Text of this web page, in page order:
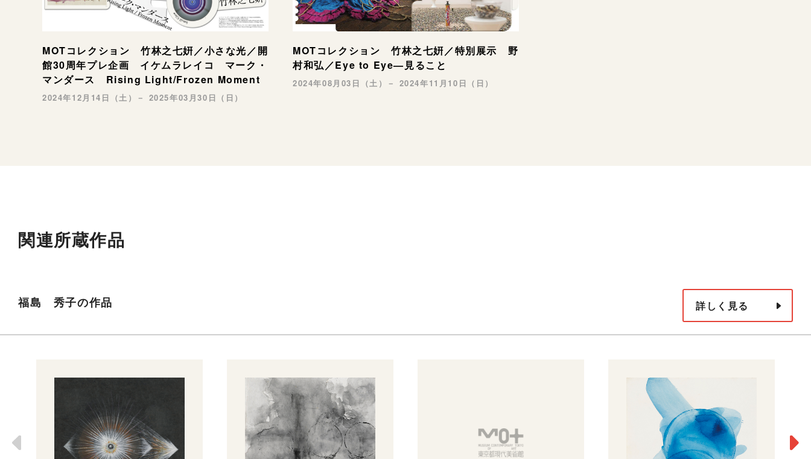
MOTコレクション 竹林之七姸／小さな光／開
館30周年プレ企画 イケムラレイコ マーク・
マンダース Rising Light/Frozen Moment
2024年12月14日（土）－ 2025年03月30日（日）
MOTコレクション 竹林之七姸／特別展示 野
村和弘／Eye to Eye—見ること
2024年08月03日（土）－ 2024年11月10日（日）
関連所蔵作品
福島 秀子の作品 詳しく見る